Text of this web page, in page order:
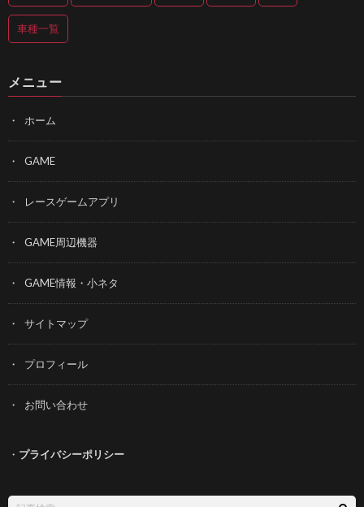
車種一覧
メニュー
ホーム
GAME
レースゲームアプリ
GAME周辺機器
GAME情報・小ネタ
サイトマップ
プロフィール
お問い合わせ
・ プライバシーポリシー